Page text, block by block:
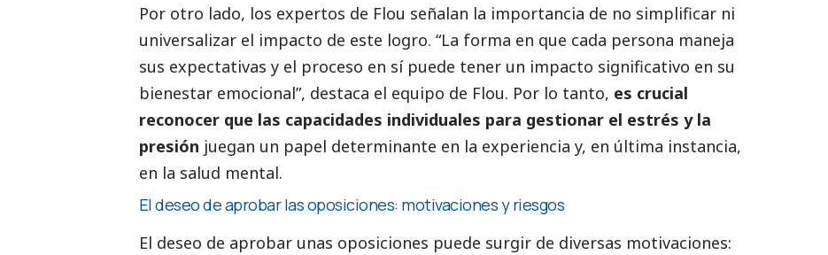
Por otro lado, los expertos de Flou señalan la importancia de no simplificar ni
universalizar el impacto de este logro. “La forma en que cada persona maneja
sus expectativas y el proceso en sí puede tener un impacto significativo en su
bienestar emocional”, destaca el equipo de Flou. Por lo tanto, es crucial
reconocer que las capacidades individuales para gestionar el estrés y la
presión juegan un papel determinante en la experiencia y, en última instancia,
en la salud mental.
El deseo de aprobar las oposiciones: motivaciones y riesgos
El deseo de aprobar unas oposiciones puede surgir de diversas motivaciones: